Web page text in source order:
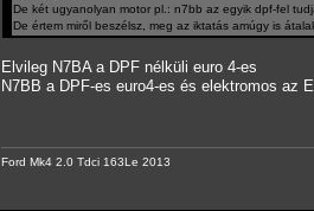
De két ugyanolyan motor pl.: n7bb az egyik dpf-fel
De értem miről beszélsz, meg az iktatás amúgy is
Elvileg N7BA a DPF nélküli euro 4-es
N7BB a DPF-es euro4-es és elektromos az
Ford Mk4 2.0 Tdci 163Le 2013